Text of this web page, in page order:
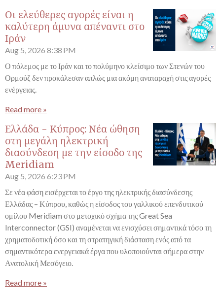
Οι ελεύθερες αγορές είναι η
καλύτερη άμυνα απέναντι στο
Ιράν
Aug 5, 2026 8:38 PM
Ο πόλεμος με το Ιράν και το πολύμηνο κλείσιμο των Στενών του
Ορμούζ δεν προκάλεσαν απλώς μια ακόμη αναταραχή στις αγορές
ενέργειας.
Read more »
Ελλάδα - Κύπρος: Νέα ώθηση
στη μεγάλη ηλεκτρική
διασύνδεση με την είσοδο της
Meridiam
Aug 5, 2026 6:23 PM
Σε νέα φάση εισέρχεται το έργο της ηλεκτρικής διασύνδεσης
Ελλάδας – Κύπρου, καθώς η είσοδος του γαλλικού επενδυτικού
ομίλου Meridiam στο μετοχικό σχήμα της Great Sea
Interconnector (GSI) αναμένεται να ενισχύσει σημαντικά τόσο τη
χρηματοδοτική όσο και τη στρατηγική διάσταση ενός από τα
σημαντικότερα ενεργειακά έργα που υλοποιούνται σήμερα στην
Ανατολική Μεσόγειο.
Read more »